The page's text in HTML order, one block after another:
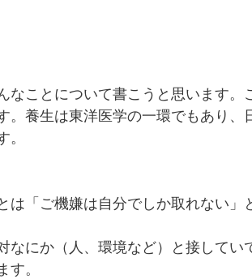
なことについて書こうと思います。
。養生は東洋医学の一環でもあり、
。
は「ご機嫌は自分でしか取れない」
なにか（人、環境など）と接して
す。